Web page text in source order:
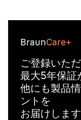
BraunCare+
ご登録いた
最大5年保証
他にも製品
ントを
お届けします